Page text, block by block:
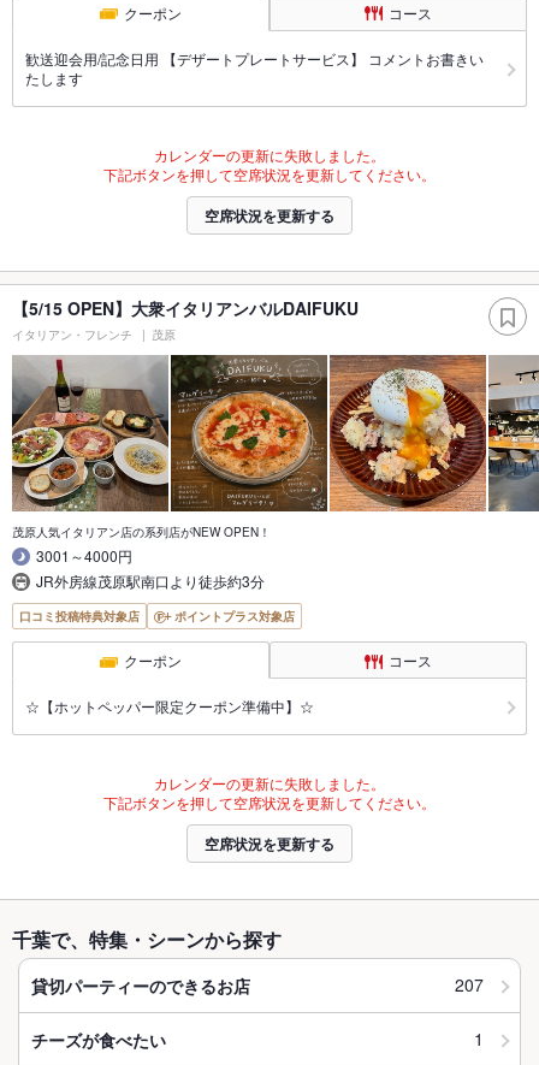
クーポン コース
歓送迎会用/記念日用 【デザートプレートサービス】 コメントお書きい
たします
カレンダーの更新に失敗しました。
下記ボタンを押して空席状況を更新してください。
空席状況を更新する
【5/15 OPEN】大衆イタリアンバルDAIFUKU
イタリアン・フレンチ 茂原
茂原人気イタリアン店の系列店がNEW OPEN！
3001～4000円
JR外房線茂原駅南口より徒歩約3分
口コミ投稿特典対象店 ポイントプラス対象店
クーポン コース
☆【ホットペッパー限定クーポン準備中】☆
カレンダーの更新に失敗しました。
下記ボタンを押して空席状況を更新してください。
空席状況を更新する
千葉で、特集・シーンから探す
貸切パーティーのできるお店 207
チーズが食べたい 1